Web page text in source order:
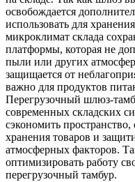
освобождается
использовать для
микроклимат склада
платформы, которая не
пыли или других
защищается от
важно для продуктов
Перегрузочный шлюз-
современных складских
сэкономить
хранения товаров и
атмосферных факторов.
оптимизировать работу
перегрузочный тамбур.